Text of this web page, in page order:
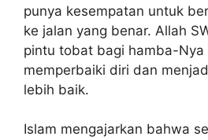
punya kesempatan untuk
ke jalan yang benar. Allah
pintu tobat bagi hamba-Nya
memperbaiki diri dan
lebih baik.
Islam mengajarkan bahwa